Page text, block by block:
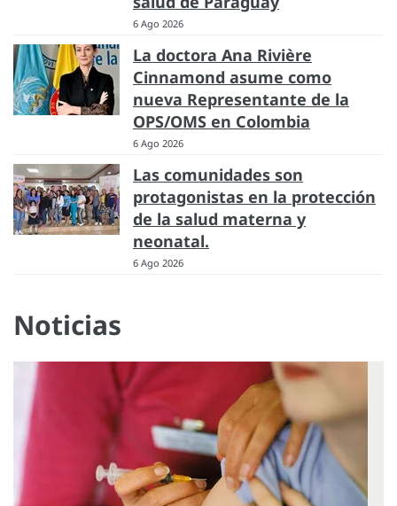
6 Ago 2026
La doctora Ana Rivière
Cinnamond asume como
nueva Representante de la
OPS/OMS en Colombia
6 Ago 2026
Las comunidades son
protagonistas en la protección
de la salud materna y
neonatal.
6 Ago 2026
Noticias